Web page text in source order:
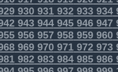
930931932933934
943944945946947
956957958959960
969970971972973
982983984985986